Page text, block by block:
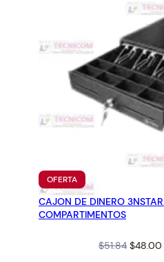
OFERTAPRODUCTO
EN
OFERTA
CAJON DE DINERO
COMPARTIMENTOS
$51.84 Original
$48.00